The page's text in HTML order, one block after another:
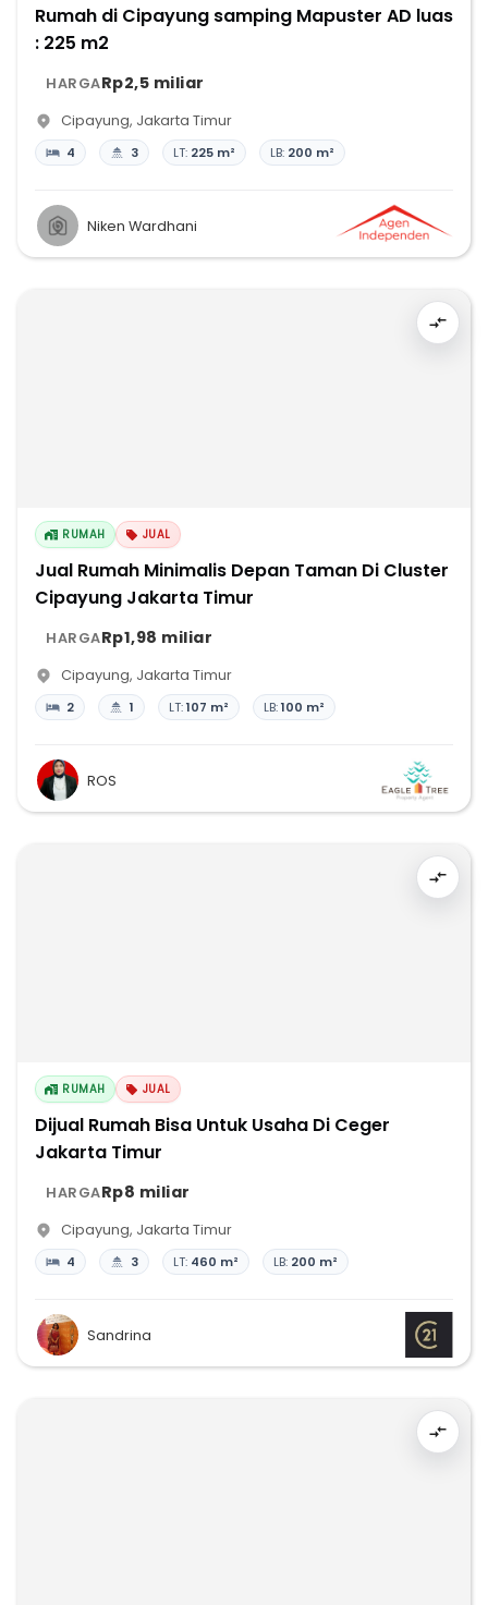
Rumah di Cipayung samping Mapuster AD luas
: 225 m2
HARGARp2,5 miliar
Cipayung, Jakarta Timur
4 3 LT: 225 m² LB: 200 m²
Niken Wardhani
RUMAH JUAL
Jual Rumah Minimalis Depan Taman Di Cluster
Cipayung Jakarta Timur
HARGARp1,98 miliar
Cipayung, Jakarta Timur
2 1 LT:107 m² LB:100 m²
ROS
RUMAH JUAL
Dijual Rumah Bisa Untuk Usaha Di Ceger
Jakarta Timur
HARGARp8 miliar
Cipayung, Jakarta Timur
4 3 LT: 460 m² LB: 200 m²
Sandrina